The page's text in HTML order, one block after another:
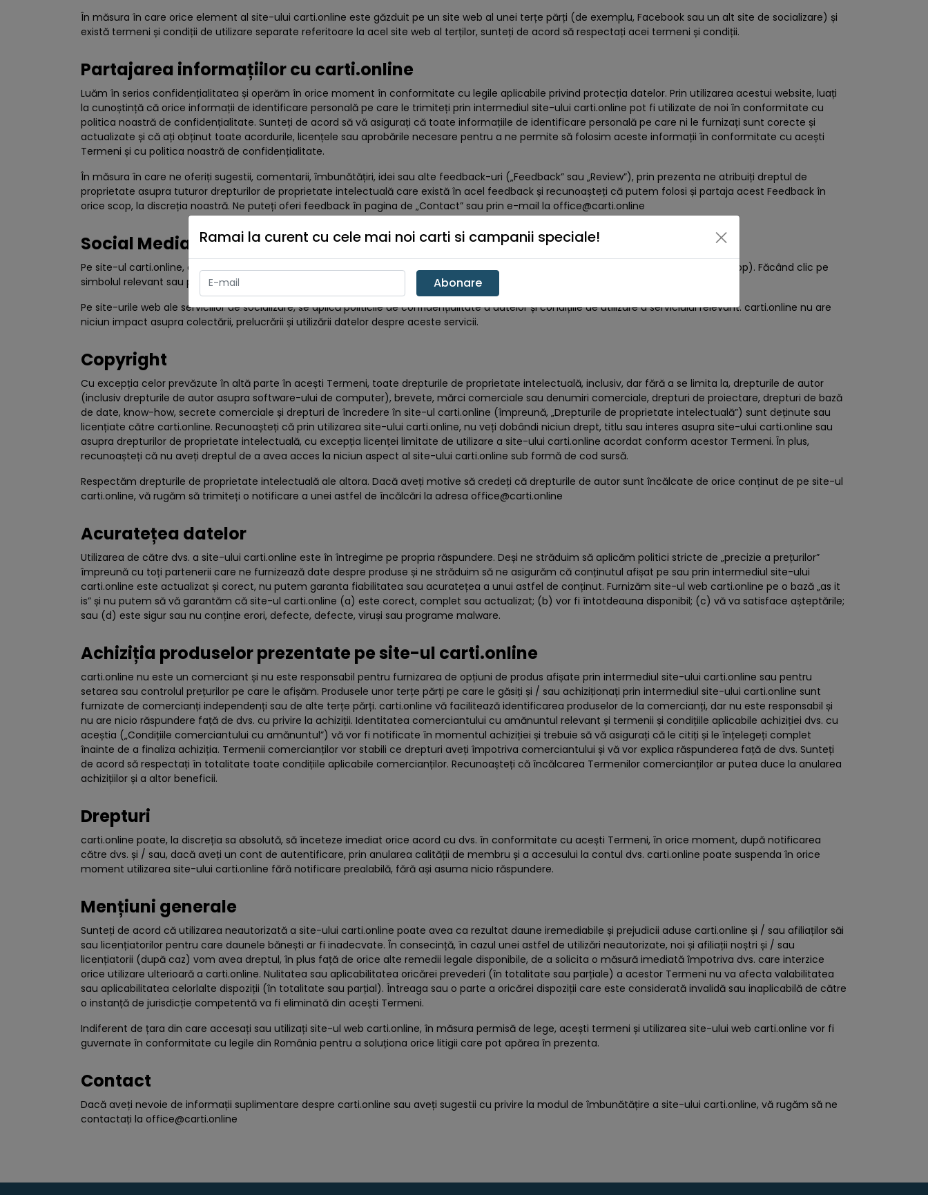
În măsura în care orice element al site-ului carti.online este găzduit pe un site web al unei terțe părți (de exemplu, Facebook sau un alt site de socializare) și
există termeni și condiții de utilizare separate referitoare la acel site web al terților, sunteți de acord să respectați acei termeni și condiții.
Partajarea informațiilor cu carti.online
Luăm în serios confidențialitatea și operăm în orice moment în conformitate cu legile aplicabile privind protecția datelor. Prin utilizarea acestui website, luați
la cunoștință că orice informații de identificare personală pe care le trimiteți prin intermediul site-ului carti.online pot fi utilizate de noi în conformitate cu
politica noastră de confidențialitate. Sunteți de acord să vă asigurați că toate informațiile de identificare personală pe care ni le furnizați sunt corecte și
actualizate și că ați obținut toate acordurile, licențele sau aprobările necesare pentru a ne permite să folosim aceste informații în conformitate cu acești
Termeni și cu politica noastră de confidențialitate.
În măsura în care ne oferiți sugestii, comentarii, îmbunătățiri, idei sau alte feedback-uri („Feedback” sau „Review”), prin prezenta ne atribuiți dreptul de
proprietate asupra tuturor drepturilor de proprietate intelectuală care există în acel feedback și recunoașteți că putem folosi și partaja acest Feedback în
orice scop, la discreția noastră. Ne puteți oferi feedback în pagina de „Contact” sau prin e-mail la office@carti.online
Social Media
Pe site-ul carti.online, am integrat linkuri către diverse servicii de socializare (Facebook, Instagram, Pinterest, Twitter, Youtube și Whatsapp). Făcând clic pe
simbolul relevant sau pe numele complet, veți fi redirecționat către site-ul web al serviciului relevant.
Pe site-urile web ale serviciilor de socializare, se aplică politicile de confidențialitate a datelor și condițiile de utilizare a serviciului relevant. carti.online nu are
niciun impact asupra colectării, prelucrării și utilizării datelor despre aceste servicii.
Copyright
Cu excepția celor prevăzute în altă parte în acești Termeni, toate drepturile de proprietate intelectuală, inclusiv, dar fără a se limita la, drepturile de autor
(inclusiv drepturile de autor asupra software-ului de computer), brevete, mărci comerciale sau denumiri comerciale, drepturi de proiectare, drepturi de bază
de date, know-how, secrete comerciale și drepturi de încredere în site-ul carti.online (împreună, „Drepturile de proprietate intelectuală”) sunt deținute sau
licențiate către carti.online. Recunoașteți că prin utilizarea site-ului carti.online, nu veți dobândi niciun drept, titlu sau interes asupra site-ului carti.online sau
asupra drepturilor de proprietate intelectuală, cu excepția licenței limitate de utilizare a site-ului carti.online acordat conform acestor Termeni. În plus,
recunoașteți că nu aveți dreptul de a avea acces la niciun aspect al site-ului carti.online sub formă de cod sursă.
Respectăm drepturile de proprietate intelectuală ale altora. Dacă aveți motive să credeți că drepturile de autor sunt încălcate de orice conținut de pe site-ul
carti.online, vă rugăm să trimiteți o notificare a unei astfel de încălcări la adresa office@carti.online
Acuratețea datelor
Utilizarea de către dvs. a site-ului carti.online este în întregime pe propria răspundere. Deși ne străduim să aplicăm politici stricte de „precizie a prețurilor”
împreună cu toți partenerii care ne furnizează date despre produse și ne străduim să ne asigurăm că conținutul afișat pe sau prin intermediul site-ului
carti.online este actualizat și corect, nu putem garanta fiabilitatea sau acuratețea a unui astfel de conținut. Furnizăm site-ul web carti.online pe o bază „as it
is” și nu putem să vă garantăm că site-ul carti.online (a) este corect, complet sau actualizat; (b) vor fi întotdeauna disponibil; (c) vă va satisface așteptările;
sau (d) este sigur sau nu conține erori, defecte, defecte, viruși sau programe malware.
Achiziția produselor prezentate pe site-ul carti.online
carti.online nu este un comerciant și nu este responsabil pentru furnizarea de opțiuni de produs afișate prin intermediul site-ului carti.online sau pentru
setarea sau controlul prețurilor pe care le afișăm. Produsele unor terțe părți pe care le găsiți și / sau achiziționați prin intermediul site-ului carti.online sunt
furnizate de comercianți independenți sau de alte terțe părți. carti.online vă facilitează identificarea produselor de la comercianți, dar nu este responsabil și
nu are nicio răspundere față de dvs. cu privire la achiziții. Identitatea comerciantului cu amănuntul relevant și termenii și condițiile aplicabile achiziției dvs. cu
aceștia („Condițiile comerciantului cu amănuntul”) vă vor fi notificate în momentul achiziției și trebuie să vă asigurați că le citiți și le înțelegeți complet
înainte de a finaliza achiziția. Termenii comercianților vor stabili ce drepturi aveți împotriva comerciantului și vă vor explica răspunderea față de dvs. Sunteți
de acord să respectați în totalitate toate condițiile aplicabile comercianților. Recunoașteți că încălcarea Termenilor comercianților ar putea duce la anularea
achizițiilor și a altor beneficii.
Drepturi
carti.online poate, la discreția sa absolută, să înceteze imediat orice acord cu dvs. în conformitate cu acești Termeni, în orice moment, după notificarea
către dvs. și / sau, dacă aveți un cont de autentificare, prin anularea calității de membru și a accesului la contul dvs. carti.online poate suspenda în orice
moment utilizarea site-ului carti.online fără notificare prealabilă, fără ași asuma nicio răspundere.
Mențiuni generale
Sunteți de acord că utilizarea neautorizată a site-ului carti.online poate avea ca rezultat daune iremediabile și prejudicii aduse carti.online și / sau afiliaților săi
sau licențiatorilor pentru care daunele bănești ar fi inadecvate. În consecință, în cazul unei astfel de utilizări neautorizate, noi și afiliații noștri și / sau
licențiatorii (după caz) vom avea dreptul, în plus față de orice alte remedii legale disponibile, de a solicita o măsură imediată împotriva dvs. care interzice
orice utilizare ulterioară a carti.online. Nulitatea sau aplicabilitatea oricărei prevederi (în totalitate sau parțiale) a acestor Termeni nu va afecta valabilitatea
sau aplicabilitatea celorlalte dispoziții (în totalitate sau parțial). Întreaga sau o parte a oricărei dispoziții care este considerată invalidă sau inaplicabilă de către
o instanță de jurisdicție competentă va fi eliminată din acești Termeni.
Indiferent de țara din care accesați sau utilizați site-ul web carti.online, în măsura permisă de lege, acești termeni și utilizarea site-ului web carti.online vor fi
guvernate în conformitate cu legile din România pentru a soluționa orice litigii care pot apărea în prezenta.
Contact
Dacă aveți nevoie de informații suplimentare despre carti.online sau aveți sugestii cu privire la modul de îmbunătățire a site-ului carti.online, vă rugăm să ne
contactați la office@carti.online
Ramai la curent cu cele mai noi carti si campanii speciale! ×
Abonare